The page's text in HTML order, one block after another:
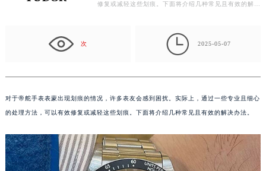
修复或减轻这些划痕。下面将介绍几种常见且有效的解
次  2025-05-07
对于帝舵手表表蒙出现划痕的情况，许多表友会感到困扰。实际上，通过一些专业且细心
的处理方法，可以有效修复或减轻这些划痕。下面将介绍几种常见且有效的解决办法。